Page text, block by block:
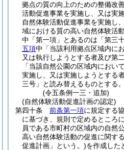
拠点の質の向上のための整備改
活動促進事業を実施し、又は実
自然体験活動促進事業を実施し
域における質の高い自然体験活
中「第一項」とあるのは「第三
五項中「当該利用拠点区域内に
又は執行しようとする者及び第
「当該自然公園の区域内におい
実施し、又は実施しようとする
三号」と読み替えるものとする。
(令五条例一三・追加)
(自然体験活動促進計画の認定)
第四十条
前条第一項に規定する
に基づき、規則で定めるところ
員である市町村の区域内の自然
高い自然体験活動の促進に関す
促進計画」という。)を作成した